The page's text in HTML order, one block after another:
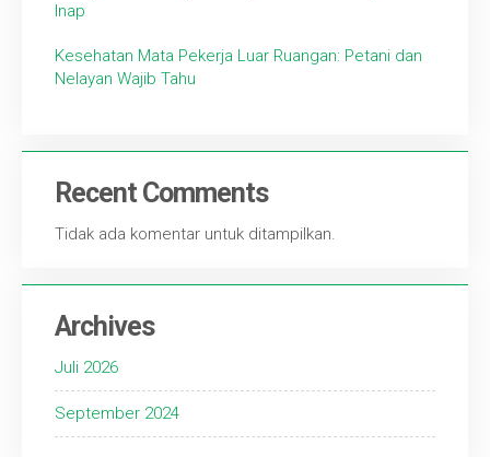
Inap
Kesehatan Mata Pekerja Luar Ruangan: Petani dan
Nelayan Wajib Tahu
Recent Comments
Tidak ada komentar untuk ditampilkan.
Archives
Juli 2026
September 2024